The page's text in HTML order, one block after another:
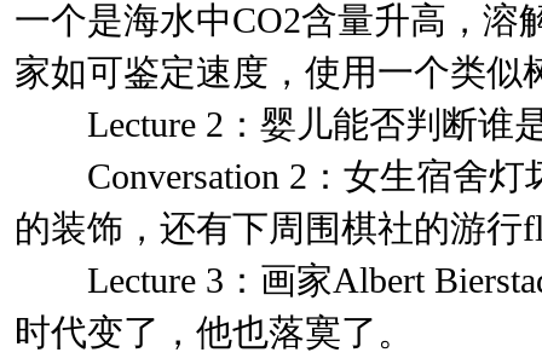
一个是海水中CO2含量升高，溶
家如可鉴定速度，使用一个类似
Lecture 2：婴儿能否判断谁
Conversation 2：女生宿舍灯
的装饰，还有下周围棋社的游行
Lecture 3：画家Albert
时代变了，他也落寞了。